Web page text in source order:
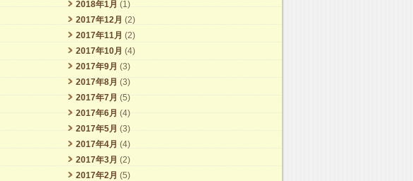
2018年1月 (1)
2017年12月 (2)
2017年11月 (2)
2017年10月 (4)
2017年9月 (3)
2017年8月 (3)
2017年7月 (5)
2017年6月 (4)
2017年5月 (3)
2017年4月 (4)
2017年3月 (2)
2017年2月 (5)